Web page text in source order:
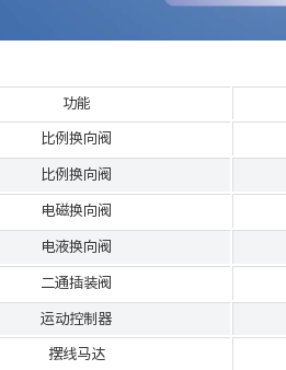
功能
比例换向阀
比例换向阀
电磁换向阀
电液换向阀
二通插装阀
运动控制器
摆线马达